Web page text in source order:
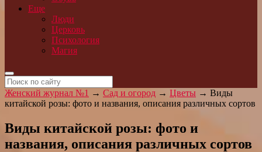
Еще
Люди
Церковь
Психология
Магия
Женский журнал №1 → Сад и огород → Цветы → Виды
китайской розы: фото и названия, описания различных сортов
Виды китайской розы: фото и
названия, описания различных сортов